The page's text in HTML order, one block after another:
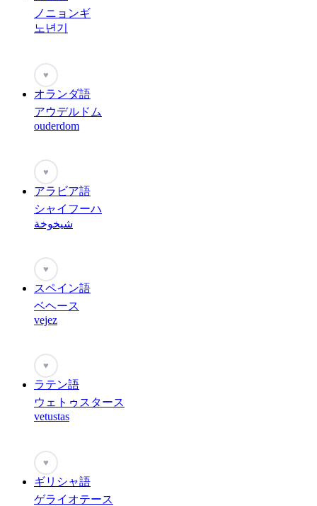
ノニョンギ
노년기
♥
オランダ語
アウデルドム
ouderdom
♥
アラビア語
シャイフーハ
شيخوخة
♥
スペイン語
ベヘース
vejez
♥
ラテン語
ウェトゥスタース
vetustas
♥
ギリシャ語
ゲライオテース